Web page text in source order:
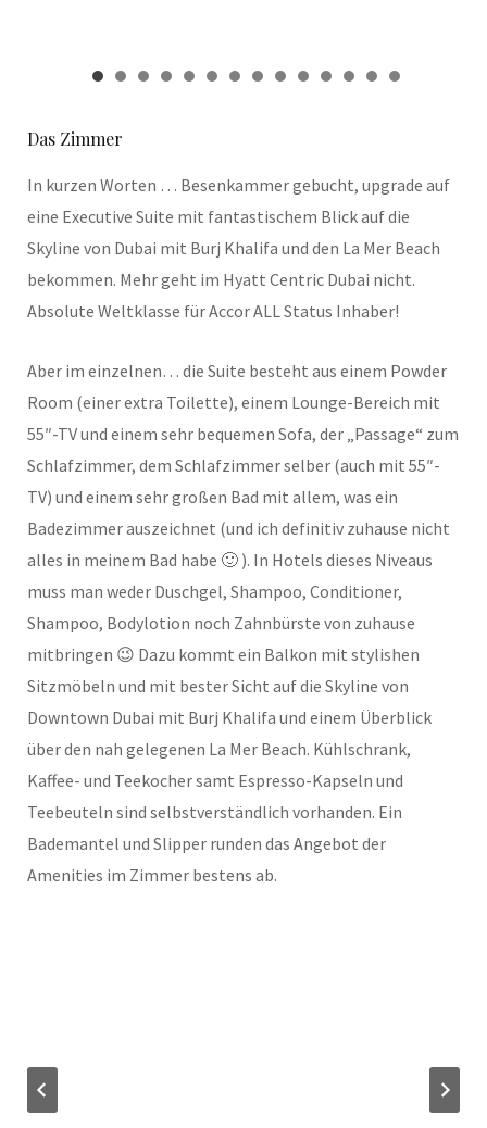
Das Zimmer
In kurzen Worten … Besenkammer gebucht, upgrade auf
eine Executive Suite mit fantastischem Blick auf die
Skyline von Dubai mit Burj Khalifa und den La Mer Beach
bekommen. Mehr geht im Hyatt Centric Dubai nicht.
Absolute Weltklasse für Accor ALL Status Inhaber!
Aber im einzelnen… die Suite besteht aus einem Powder
Room (einer extra Toilette), einem Lounge-Bereich mit
55″-TV und einem sehr bequemen Sofa, der „Passage“ zum
Schlafzimmer, dem Schlafzimmer selber (auch mit 55″-
TV) und einem sehr großen Bad mit allem, was ein
Badezimmer auszeichnet (und ich definitiv zuhause nicht
alles in meinem Bad habe 🙂 ). In Hotels dieses Niveaus
muss man weder Duschgel, Shampoo, Conditioner,
Shampoo, Bodylotion noch Zahnbürste von zuhause
mitbringen 😉 Dazu kommt ein Balkon mit stylishen
Sitzmöbeln und mit bester Sicht auf die Skyline von
Downtown Dubai mit Burj Khalifa und einem Überblick
über den nah gelegenen La Mer Beach. Kühlschrank,
Kaffee- und Teekocher samt Espresso-Kapseln und
Teebeuteln sind selbstverständlich vorhanden. Ein
Bademantel und Slipper runden das Angebot der
Amenities im Zimmer bestens ab.